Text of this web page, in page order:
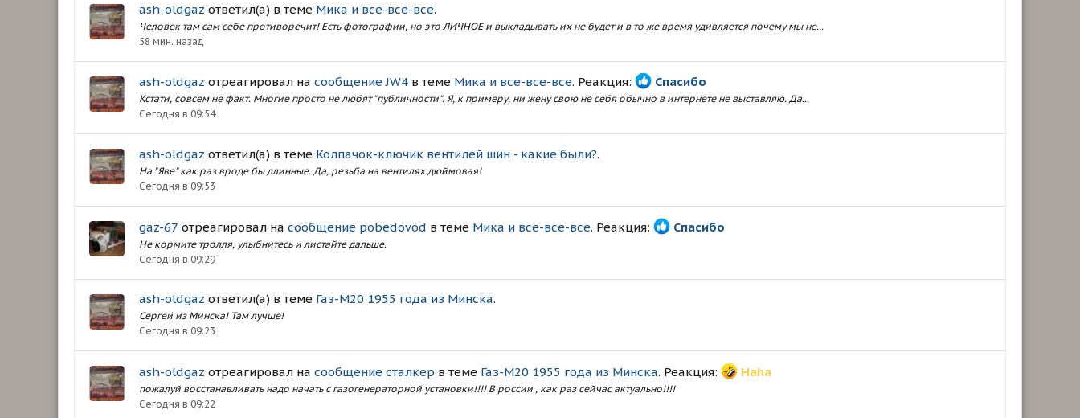
ash-oldgaz ответил(а) в теме Мика и все-все-все.
Человек там сам себе противоречит! Есть фотографии, но это ЛИЧНОЕ и выкладывать их не будет и в то же время удивляется почему мы не...
58 мин. назад
ash-oldgaz отреагировал на сообщение JW4 в теме Мика и все-все-все. Реакция: Спасибо
Кстати, совсем не факт. Многие просто не любят "публичности". Я, к примеру, ни жену свою не себя обычно в интернете не выставляю. Да...
Сегодня в 09:54
ash-oldgaz ответил(а) в теме Колпачок-ключик вентилей шин - какие были?.
На "Яве" как раз вроде бы длинные. Да, резьба на вентилях дюймовая!
Сегодня в 09:53
gaz-67 отреагировал на сообщение pobedovod в теме Мика и все-все-все. Реакция: Спасибо
Не кормите тролля, улыбнитесь и листайте дальше.
Сегодня в 09:29
ash-oldgaz ответил(а) в теме Газ-М20 1955 года из Минска.
Сергей из Минска! Там лучше!
Сегодня в 09:23
ash-oldgaz отреагировал на сообщение сталкер в теме Газ-М20 1955 года из Минска. Реакция: Haha
пожалуй восстанавливать надо начать с газогенераторной установки!!!! В россии , как раз сейчас актуально!!!!
Сегодня в 09:22